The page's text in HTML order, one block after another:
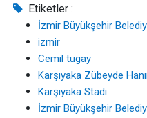
Etiketler :
İzmir Büyükşehir
izmir
Cemil tugay
Karşıyaka Zübeyde
Karşıyaka Stadı
İzmir Büyükşehir